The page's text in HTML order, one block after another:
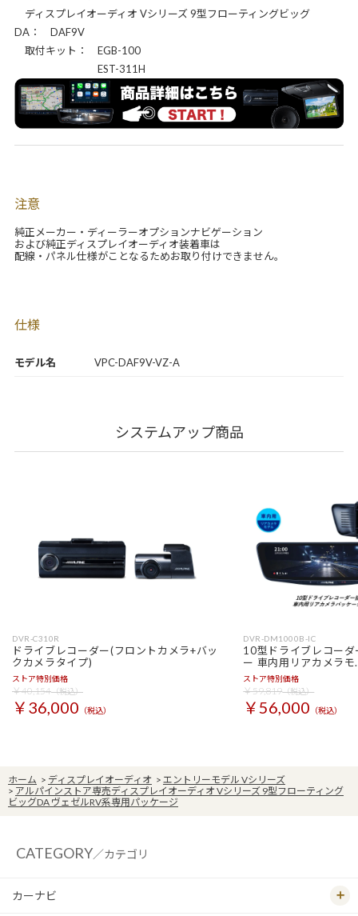
モデル名 VPC-DAF9V-VZ-A
ディスプレイオーディオ Vシリーズ 9型フローティングビッグ
DA： DAF9V
取付キット： EGB-100
EST-311H
注意
純正メーカー・ディーラーオプションナビゲーション
および純正ディスプレイオーディオ装着車は
配線・パネル仕様がことなるためお取り付けできません。
仕様
システムアップ商品
DVR-C310R
ドライブレコーダー(フロントカメラ+バッ
クカメラタイプ)
ストア特別価格
￥40,154（税込）
￥36,000 （税込）
DVR-DM1000B-IC
10型ドライブレコー
ー 車内用リアカメラ
ストア特別価格
￥59,819（税込）
￥56,000 （税込）
ホーム > ディスプレイオーディオ > エントリーモデル Vシリーズ
> アルパインストア専売ディスプレイオーディオ Vシリーズ 9型フローティング
ビッグDA ヴェゼルRV系専用パッケージ
CATEGORY／カテゴリ
カーナビ